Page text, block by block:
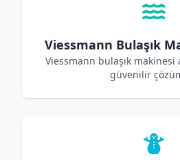
Viessmann Bulaşık
Viessmann bulaşık makinesi
güvenilir